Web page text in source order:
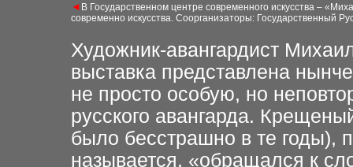
◄ В Государственном центре современного искусства –
современно искусства. Соорганизаторы: Государственный
Художник-авангардист
выставка представлена
не просто особую, но
русского авангарда.
было бесстрашно в те годы),
называется, «обращался к